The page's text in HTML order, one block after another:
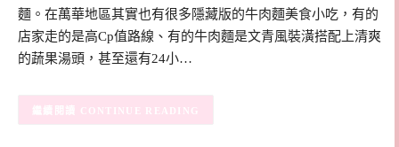
麵。在萬華地區其實也有很多隱藏版的牛肉麵美食小吃，有的
店家走的是高Cp值路線、有的牛肉麵是文青風裝潢搭配上清爽
的蔬果湯頭，甚至還有24小…
CONTINUE READING